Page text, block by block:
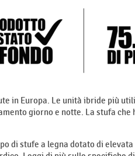
in Europa. Le unità ibride più
giorno e notte. La stufa che
di stufe a legna dotato di